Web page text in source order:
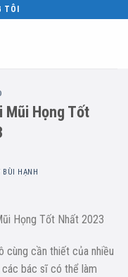
TÔI
Mũi Họng Tốt
BÙI HẠNH
Họng Tốt Nhất 2023
cùng cần thiết của nhiều
các bác sĩ có thể làm